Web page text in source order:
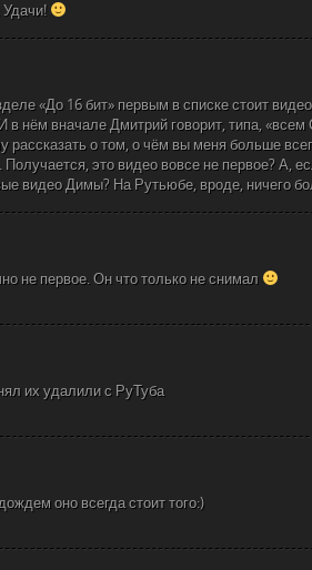
Удачи!
«До 16 бит» первым в списке стоит
в нём вначале Дмитрий говорит, типа,
рассказать о том, о чём вы меня больше
это видео вовсе не первое? А,
видео Димы? На Рутьюбе, вроде, ничего
не первое. Он что только не снимал
их удалили с РуТуба
оно всегда стоит того:)